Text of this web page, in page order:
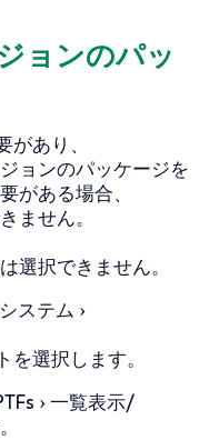
ョンのパッ
あり、
ョンのパッケージを
がある場合、
ません。
選択できません。
システム
を選択します。
一覧表示/